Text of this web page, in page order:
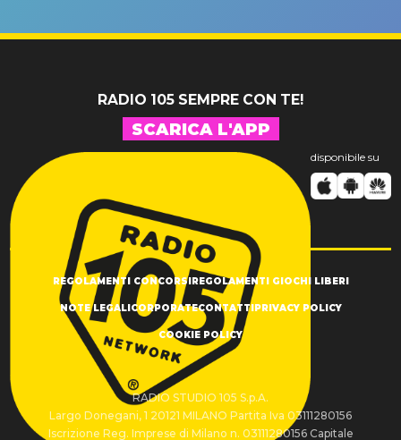
RADIO 105 SEMPRE CON TE!
SCARICA L'APP
disponibile su
REGOLAMENTI CONCORSIREGOLAMENTI GIOCHI LIBERI
NOTE LEGALICORPORATECONTATTIPRIVACY POLICY
COOKIE POLICY
RADIO STUDIO 105 S.p.A.
Largo Donegani, 1 20121 MILANO Partita Iva 03111280156
Iscrizione Reg. Imprese di Milano n. 03111280156 Capitale